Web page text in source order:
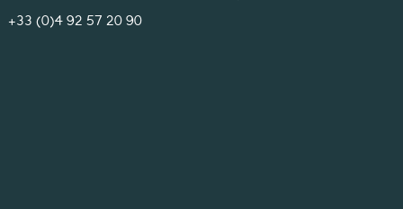
+33 (0)4 92 57 20 90